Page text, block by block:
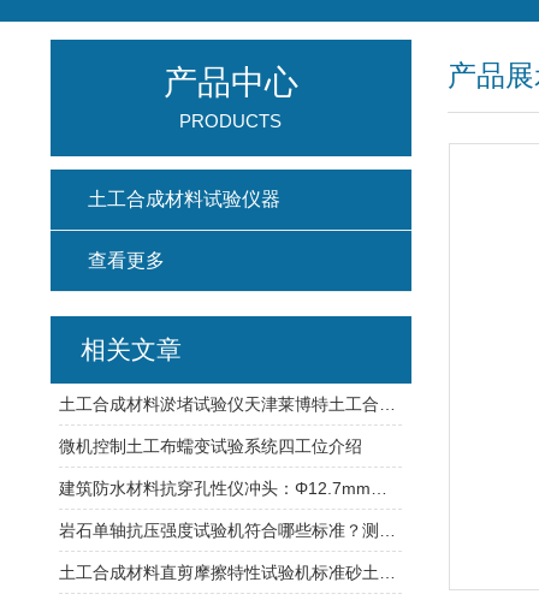
产品
产品中心
PRODUCTS
土工合成材料试验仪器
查看更多
相关文章
微机控制土工布蠕变试验系统四工位介绍